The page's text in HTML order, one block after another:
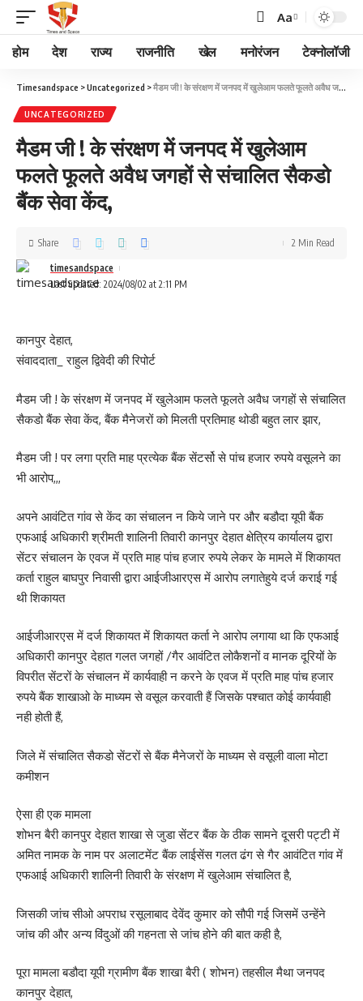
Aa
होम देश राज्य राजनीति खेल मनोरंजन टेक्नोलॉजी
Timesandspace >Uncategorized >मैडम जी ! के संरक्षण में जनपद में खुलेआम फलते फूलते अवैध जगहों से संचालित सैकडो बैंक सेवा केंद,
UNCATEGORIZED
मैडम जी ! के संरक्षण में जनपद में खुलेआम
फलते फूलते अवैध जगहों से संचालित सैकडो
बैंक सेवा केंद,
Last updated: 2024/08/02 at 2:11 PM
timesandspace
Share 2 Min Read
कानपुर देहात,
संवाददाता_ राहुल द्विवेदी की रिपोर्ट
मैडम जी ! के संरक्षण में जनपद में खुलेआम फलते फूलते अवैध जगहों से संचालित
सैकडो बैंक सेवा केंद, बैंक मैनेजरों को मिलती प्रतिमाह थोडी बहुत लार झार,
मैडम जी ! पर लगा प्रति माह प्रत्येक बैंक सेंटर्सो से पांच हजार रुपये वसूलने का
भी आरोप,,,
अपने आवंटित गांव से केंद का संचालन न किये जाने पर और बडौदा यूपी बैंक
एफआई अधिकारी श्रीमती शालिनी तिवारी कानपुर देहात क्षेत्रिय कार्यालय द्वारा
सेंटर संचालन के एवज में प्रति माह पांच हजार रुपये लेकर के मामले में शिकायत
कर्ता राहुल बाघपुर निवासी द्वारा आईजीआरएस में आरोप लगातेहुये दर्ज कराई गई
थी शिकायत
आईजीआरएस में दर्ज शिकायत में शिकायत कर्ता ने आरोप लगाया था कि एफआई
अधिकारी कानपुर देहात गलत जगहों /गैर आवंटित लोकैशनों व मानक दूरियों के
विपरीत सेंटरों के संचालन में कार्यवाही न करने के एवज में प्रति माह पांच हजार
रुपये बैंक शाखाओ के माध्यम से वसूल करवाती हैं जिसके पश्चात कोई कार्यवाही
नही होती हैं,
जिले में संचालित सैकडो सेंटरों से बैंक मैनेजरों के माध्यम से वसूली वाला मोटा
कमीशन
ऐसा ही एक मामला
शोभन बैरी कानपुर देहात शाखा से जुडा सेंटर बैंक के ठीक सामने दूसरी पट्टी में
अमित नामक के नाम पर अलाटमेंट बैंक लाईसेंस गलत ढंग से गैर आवंटित गांव में
एफआई अधिकारी शालिनी तिवारी के संरक्षण में खुलेआम संचालित है,
जिसकी जांच सीओ अपराध रसूलाबाद देवेंद कुमार को सौपी गई जिसमें उन्हेंने
जांच की और अन्य विंदुओं की गहनता से जांच होने की बात कही है,
पूरा मामला बडौदा यूपी ग्रामीण बैंक शाखा बैरी ( शोभन) तहसील मैथा जनपद
कानपुर देहात,